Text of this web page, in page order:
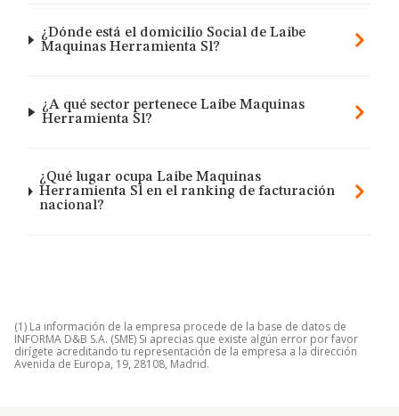
¿Dónde está el domicilio Social de Laibe
Maquinas Herramienta Sl?
¿A qué sector pertenece Laibe Maquinas
Herramienta Sl?
¿Qué lugar ocupa Laibe Maquinas
Herramienta Sl en el ranking de facturación
nacional?
(1) La información de la empresa procede de la base de datos de
INFORMA D&B S.A. (SME) Si aprecias que existe algún error por favor
dirígete acreditando tu representación de la empresa a la dirección
Avenida de Europa, 19, 28108, Madrid.